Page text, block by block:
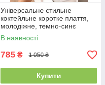
Універсальне стильне
коктейльне коротке плаття,
молодіжне, темно-синє
В наявності
785 ₴ 1 050 ₴
Купити